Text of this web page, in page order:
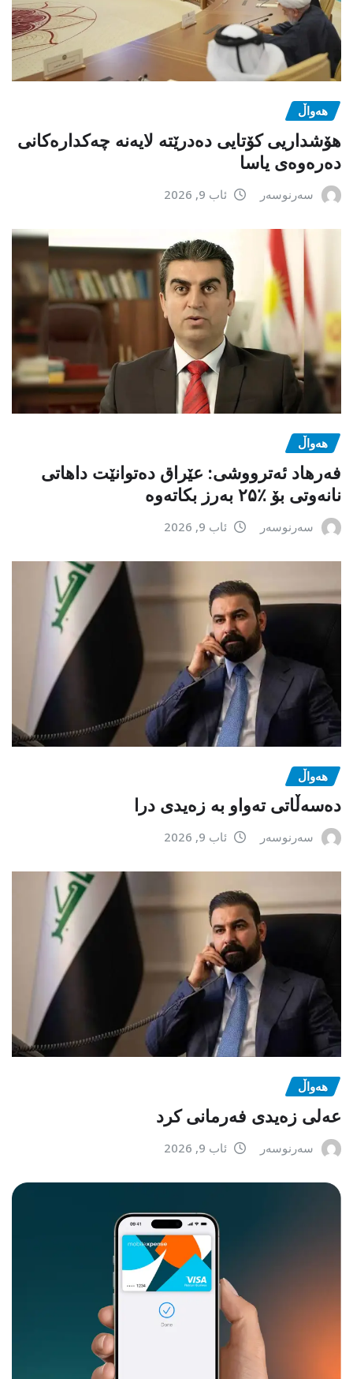
هەواڵ
هۆشداریی کۆتایی دەدرێتە لایەنە چەکدارەکانی
دەرەوەی یاسا
سەرنوسەر ئاب 9, 2026
هەواڵ
فەرهاد ئەترووشی: عێراق دەتوانێت داهاتی
نانەوتی بۆ ٪۲۵ بەرز بکاتەوە
سەرنوسەر ئاب 9, 2026
هەواڵ
دەسەڵاتی تەواو بە زەیدی درا
سەرنوسەر ئاب 9, 2026
هەواڵ
عەلی زەیدی فەرمانی کرد
سەرنوسەر ئاب 9, 2026